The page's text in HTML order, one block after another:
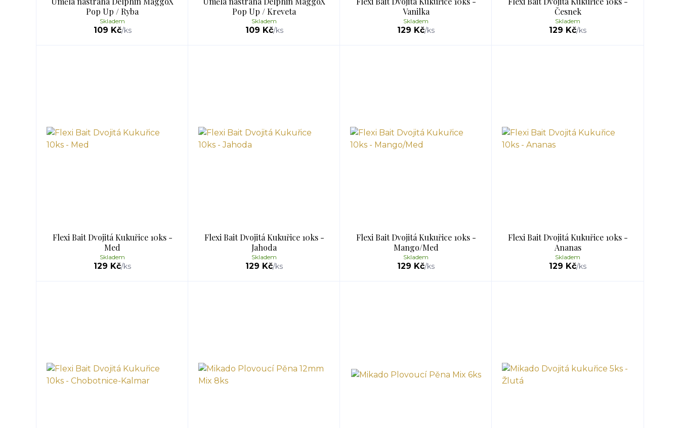
Pop Up / Ryba
109 Kč/ks
Skladem
Pop Up / Kreveta
109 Kč/ks
Skladem
Vanilka
129 Kč/ks
Skladem
Česnek
129 Kč/ks
Skladem
Flexi Bait Dvojitá Kukuřice 10ks -
Med
129 Kč/ks
Skladem
Flexi Bait Dvojitá Kukuřice 10ks -
Jahoda
129 Kč/ks
Skladem
Flexi Bait Dvojitá Kukuřice 10ks -
Mango/Med
129 Kč/ks
Skladem
Flexi Bait Dvojitá Kukuřice 10ks -
Ananas
129 Kč/ks
Skladem